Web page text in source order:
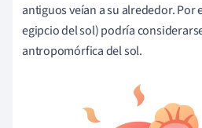
antiguos veían a su alrededor. Por
egipcio del sol) podría
antropomórfica del sol.